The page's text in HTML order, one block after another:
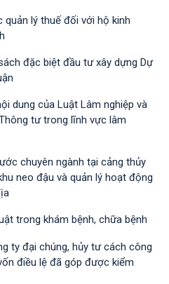
lý thuế đối với hộ kinh
đặc biệt đầu tư xây dựng Dự
dung của Luật Lâm nghiệp và
tư trong lĩnh vực lâm
chuyên ngành tại cảng thủy
neo đậu và quản lý hoạt động
trong khám bệnh, chữa bệnh
ty đại chúng, hủy tư cách công
điều lệ đã góp được kiểm